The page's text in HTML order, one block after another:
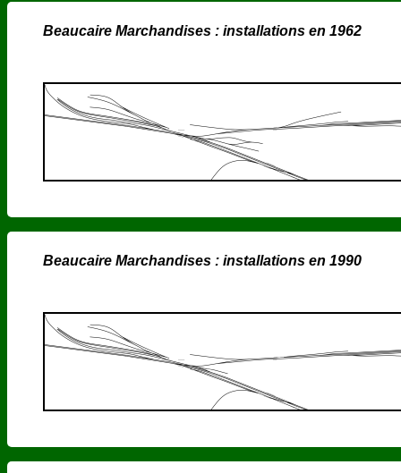
Beaucaire Marchandises : installations en 1962
Beaucaire Marchandises : installations en 1990